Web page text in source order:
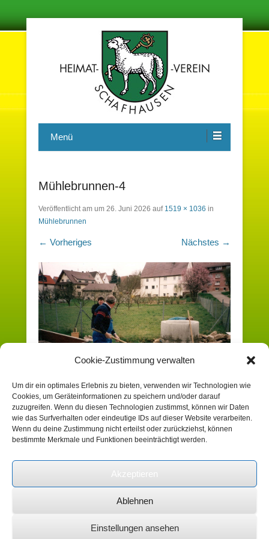
Cookie-Zustimmung verwalten
Um dir ein optimales Erlebnis zu bieten, verwenden wir Technologien wie
Cookies, um Geräteinformationen zu speichern und/oder darauf
zuzugreifen. Wenn du diesen Technologien zustimmst, können wir Daten
wie das Surfverhalten oder eindeutige IDs auf dieser Website verarbeiten.
Wenn du deine Zustimmung nicht erteilst oder zurückziehst, können
bestimmte Merkmale und Funktionen beeinträchtigt werden.
Akzeptieren
Ablehnen
Einstellungen ansehen
Heimatverein Schafhausen e.V.
Menü
Mühlebrunnen-4
Veröffentlicht am um 26. Juni 2026 auf 1519 × 1036 in
Mühlebrunnen
← Vorheriges Nächstes →
Sowohl Kommentare als auch Trackbacks sind derzeit
geschlossen.